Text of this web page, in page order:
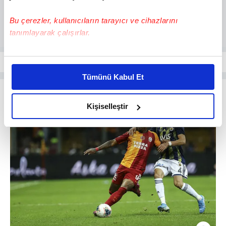
Bu çerezler, kullanıcıların tarayıcı ve cihazlarını
tanımlayarak çalışırlar.
Bu çerezlere izin vermeniz halinde sizlere özel
daha iyi reklam deneyimi yaşatabiliriz. Bunu yaparken
amacımızın size daha iyi bir reklam deneyimi sunmak
olduğunu ve sizlere en iyi içerikleri sunabilmek adına
elimizden gelen çabayı gösterdiğimizi ve bu noktada,
reklamların maliyetlerimizi karşılamak noktasında tek gelir
kalemimiz olduğunu sizlere hatırlatmak isteriz.
Her halükârda, kullanıcılar, bu çerezlere izin vermedikleri
takdirde, kullanıcılara hedefli reklamlar
gösterilmeyecektir."
Sizlere daha iyi bir hizmet sunabilmek için İnternet
Tümünü Kabul Et
Kişiselleştir